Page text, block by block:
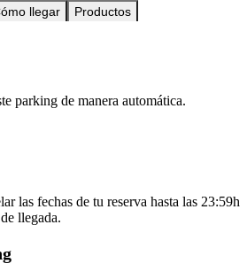
llegar Productos
parking de manera automática.
las fechas de tu reserva hasta las 23:59h
llegada.